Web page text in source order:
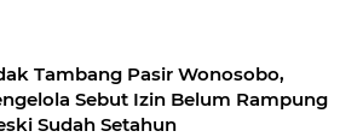
Tambang Pasir Wonosobo,
Sebut Izin Belum Rampung
Sudah Setahun